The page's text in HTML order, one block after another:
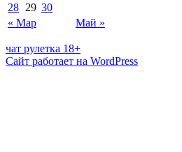
« Мар Май »
28 29 30
чат рулетка 18+
Сайт работает на WordPress